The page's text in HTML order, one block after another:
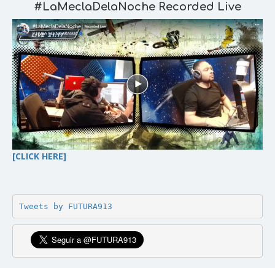
#LaMeclaDelaNocheRecorded Live
[CLICK HERE]
Tweets by FUTURA913